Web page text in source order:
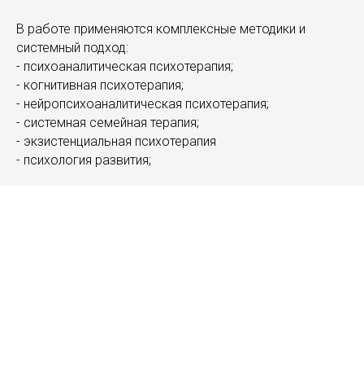
В работе применяются комплексные методики и
системный подход:
- психоаналитическая психотерапия;
- когнитивная психотерапия;
- нейропсихоаналитическая психотерапия;
- системная семейная терапия;
- экзистенциальная психотерапия
- психология развития;